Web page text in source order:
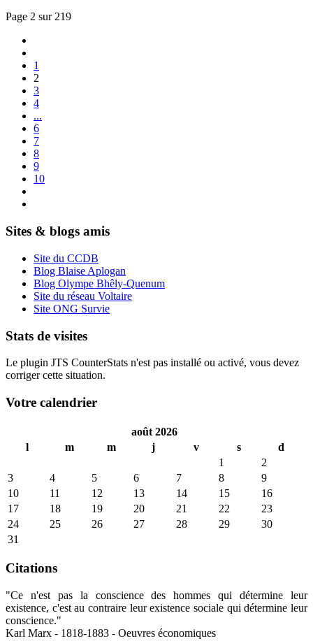
Page 2 sur 219
1
2
3
4
...
6
7
8
9
10
Sites & blogs amis
Site du CCDB
Blog Blaise Aplogan
Blog Olympe Bhêly-Quenum
Site du réseau Voltaire
Site ONG Survie
Stats de visites
Le plugin JTS CounterStats n'est pas installé ou activé, vous devez
corriger cette situation.
Votre calendrier
août 2026
l
m m j v s
d
1
2
3
4 5 6 7 8
9
10
11 12 13 14 15
16
17
18 19 20 21 22
23
24
25 26 27 28 29
30
31
Citations
"Ce n'est pas la conscience des hommes qui détermine leur
existence, c'est au contraire leur existence sociale qui détermine leur
conscience."
Karl Marx - 1818-1883 - Oeuvres économiques